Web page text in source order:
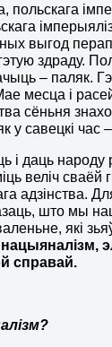
выгод
здраду.
– паляк.
месца і
сёньня
у савецкі час
і даць
веліч сваёй
адзінства.
што мы
які
справай.